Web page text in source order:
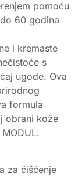
pomoću
60 godina
i kremaste
s
ugode. Ova
formula
obrani kože
za čišćenje